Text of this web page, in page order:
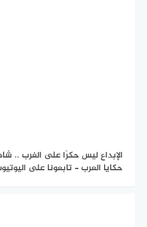
الإبداع ليس حكرًا على الغرب ..
حكايا العرب - تابعونا على